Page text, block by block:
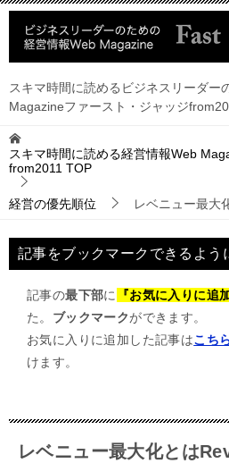
スキマ時間に読めるビジネスリーダー
Magazineファースト・ジャッジ
スキマ時間に読める経営情報Web
from2011 TOP
経営の優先順位 レベニュー最大
記事をブックマークできるよう
記事の最下部に 『お気に入りに追
た。 ブックマークができます。
お気に入りに追加した記事はこち
けます。
レベニュー最大化とは